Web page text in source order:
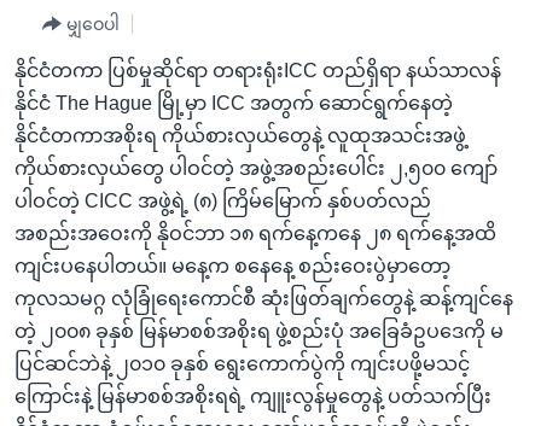
အကြောင်းအရာ
သို့
ကျော်
ကြည့်
ညွန်း
စာမျက်နှာ
သို့
ကျော်
ကြည့်
အစ္စရေး-ပါလက်စတိုင်း
ရပ်ဝန်းတခု လမ်းတခု အလွန်
အင်္ဂလိပ်စာလေ့လာမယ်
အမေရိကန်သုံးအီဒီယံ
မကြေးမုံရဲ့ အင်္ဂလိပ်စာ
ရုပ်ရှင်ထဲက အင်္ဂလိပ်စာ
သုတပဒေသာ အင်္ဂလိပ်စာ
အပတ်စဉ်ကဏ္ဍများ
ရေဒီယို
တီဗွီ
ရေဒီယိုနှင့်ရုပ်သံ အချက်အလက်များ
ရေဒီယို/တီဗွီအစီအစဉ်
Learning English
ဗွီအိုအေ လူမှုကွန်ယက်များ
မျှဝေပါ
နိုင်ငံတကာ ပြစ်မှုဆိုင်ရာ တရားရုံးICC တည်ရှိရာ နယ်သာလန်
နိုင်ငံ The Hague မြို့မှာ ICC အတွက် ဆောင်ရွက်နေတဲ့
နိုင်ငံတကာအစိုးရ ကိုယ်စားလှယ်တွေနဲ့ လူထုအသင်းအဖွဲ့
ကိုယ်စားလှယ်တွေ ပါဝင်တဲ့ အဖွဲ့အစည်းပေါင်း ၂,၅၀၀ ကျော်
ပါဝင်တဲ့ CICC အဖွဲ့ရဲ့ (၈) ကြိမ်မြောက် နှစ်ပတ်လည်
အစည်းအဝေးကို နိုဝင်ဘာ ၁၈ ရက်နေ့ကနေ ၂၈ ရက်နေ့အထိ
ကျင်းပနေပါတယ်။ မနေ့က စနေနေ့ စည်းဝေးပွဲမှာတော့
ကုလသမဂ္ဂ လုံခြုံရေးကောင်စီ ဆုံးဖြတ်ချက်တွေနဲ့ ဆန့်ကျင်နေ
တဲ့ ၂၀၀၈ ခုနှစ် မြန်မာစစ်အစိုးရ ဖွဲ့စည်းပုံ အခြေခံဥပဒေကို မ
ပြင်ဆင်ဘဲနဲ့ ၂၀၁၀ ခုနှစ် ရွေးကောက်ပွဲကို ကျင်းပဖို့မသင့်
ကြောင်းနဲ့ မြန်မာစစ်အစိုးရရဲ့ ကျူးလွန်မှုတွေနဲ့ ပတ်သက်ပြီး